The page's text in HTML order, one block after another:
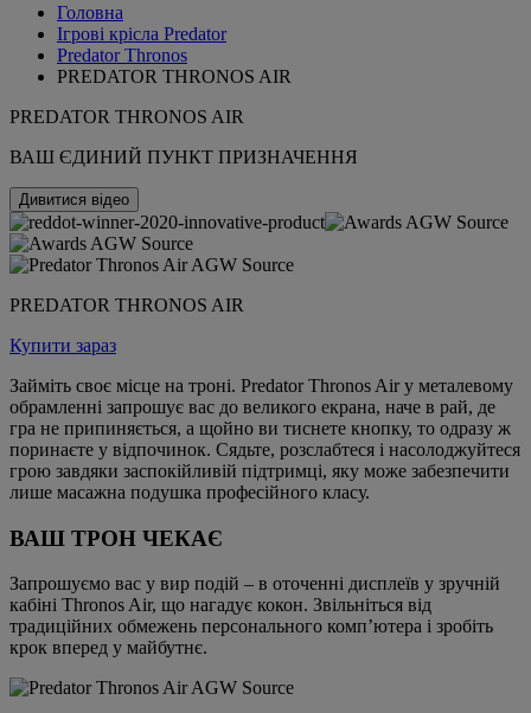
Головна
Ігрові крісла Predator
Predator Thronos
PREDATOR THRONOS AIR
PREDATOR THRONOS AIR
ВАШ ЄДИНИЙ ПУНКТ ПРИЗНАЧЕННЯ
Дивитися відео
PREDATOR THRONOS AIR
Купити зараз
Займіть своє місце на троні. Predator Thronos Air у металевому
обрамленні запрошує вас до великого екрана, наче в рай, де
гра не припиняється, а щойно ви тиснете кнопку, то одразу ж
поринаєте у відпочинок. Сядьте, розслабтеся і насолоджуйтеся
грою завдяки заспокійливій підтримці, яку може забезпечити
лише масажна подушка професійного класу.
ВАШ ТРОН ЧЕКАЄ
Запрошуємо вас у вир подій – в оточенні дисплеїв у зручній
кабіні Thronos Air, що нагадує кокон. Звільніться від
традиційних обмежень персонального комп’ютера і зробіть
крок вперед у майбутнє.